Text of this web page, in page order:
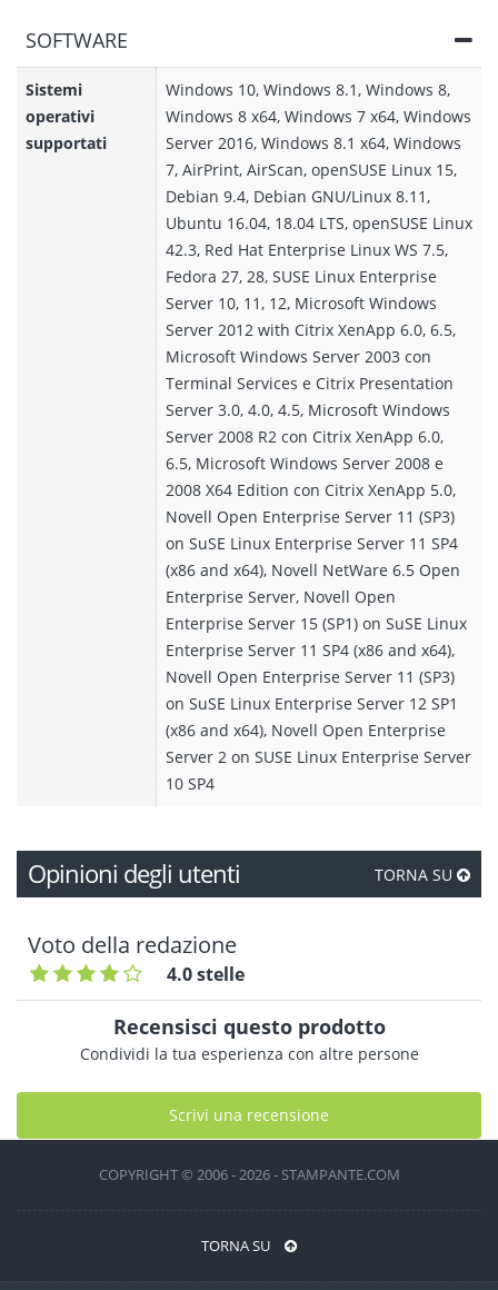
SOFTWARE
Sistemi
operativi
supportati
Windows 10, Windows 8.1, Windows 8,
Windows 8 x64, Windows 7 x64, Windows
Server 2016, Windows 8.1 x64, Windows
7, AirPrint, AirScan, openSUSE Linux 15,
Debian 9.4, Debian GNU/Linux 8.11,
Ubuntu 16.04, 18.04 LTS, openSUSE Linux
42.3, Red Hat Enterprise Linux WS 7.5,
Fedora 27, 28, SUSE Linux Enterprise
Server 10, 11, 12, Microsoft Windows
Server 2012 with Citrix XenApp 6.0, 6.5,
Microsoft Windows Server 2003 con
Terminal Services e Citrix Presentation
Server 3.0, 4.0, 4.5, Microsoft Windows
Server 2008 R2 con Citrix XenApp 6.0,
6.5, Microsoft Windows Server 2008 e
2008 X64 Edition con Citrix XenApp 5.0,
Novell Open Enterprise Server 11 (SP3)
on SuSE Linux Enterprise Server 11 SP4
(x86 and x64), Novell NetWare 6.5 Open
Enterprise Server, Novell Open
Enterprise Server 15 (SP1) on SuSE Linux
Enterprise Server 11 SP4 (x86 and x64),
Novell Open Enterprise Server 11 (SP3)
on SuSE Linux Enterprise Server 12 SP1
(x86 and x64), Novell Open Enterprise
Server 2 on SUSE Linux Enterprise Server
10 SP4
Opinioni degli utenti TORNA SU
Voto della redazione
4.0 stelle
Recensisci questo prodotto
Condividi la tua esperienza con altre persone
Scrivi una recensione
COPYRIGHT © 2006 - 2026 - STAMPANTE.COM
TORNA SU